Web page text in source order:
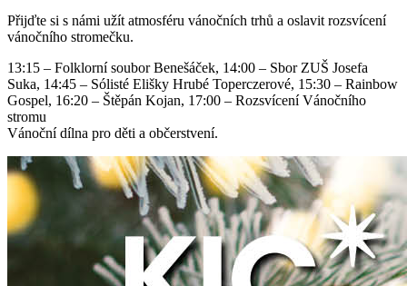
Přijďte si s námi užít atmosféru vánočních trhů a oslavit rozsvícení
vánočního stromečku.
13:15 – Folklorní soubor Benešáček, 14:00 – Sbor ZUŠ Josefa
Suka, 14:45 – Sólisté Elišky Hrubé Toperczerové, 15:30 – Rainbow
Gospel, 16:20 – Štěpán Kojan, 17:00 – Rozsvícení Vánočního
stromu
Vánoční dílna pro děti a občerstvení.